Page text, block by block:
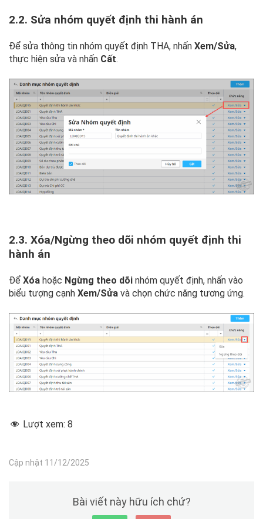
2.2. Sửa nhóm quyết định thi hành án
Để sửa thông tin nhóm quyết định THA, nhấn Xem/Sửa,
thực hiện sửa và nhấn Cất.
2.3. Xóa/Ngừng theo dõi nhóm quyết định thi
hành án
Để Xóa hoặc Ngừng theo dõi nhóm quyết định, nhấn vào
biểu tượng cạnh Xem/Sửa và chọn chức năng tương ứng.
Lượt xem: 8
Cập nhật 11/12/2025
Bài viết này hữu ích chứ?